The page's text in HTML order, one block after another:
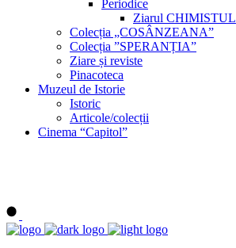
Periodice
Ziarul CHIMISTUL
Colecția „COSÂNZEANA”
Colecția ”SPERANȚIA”
Ziare și reviste
Pinacoteca
Muzeul de Istorie
Istoric
Articole/colecții
Cinema “Capitol”